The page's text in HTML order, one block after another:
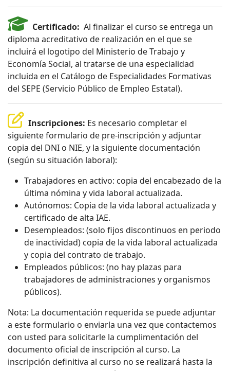
Certificado: Al finalizar el curso se entrega un
diploma acreditativo de realización en el que se
incluirá el logotipo del Ministerio de Trabajo y
Economía Social, al tratarse de una especialidad
incluida en el Catálogo de Especialidades Formativas
del SEPE (Servicio Público de Empleo Estatal).
Inscripciones: Es necesario completar el
siguiente formulario de pre-inscripción y adjuntar
copia del DNI o NIE, y la siguiente documentación
(según su situación laboral):
Trabajadores en activo: copia del encabezado de la
última nómina y vida laboral actualizada.
Autónomos: Copia de la vida laboral actualizada y
certificado de alta IAE.
Desempleados: (solo fijos discontinuos en periodo
de inactividad) copia de la vida laboral actualizada
y copia del contrato de trabajo.
Empleados públicos: (no hay plazas para
trabajadores de administraciones y organismos
públicos).
Nota: La documentación requerida se puede adjuntar
a este formulario o enviarla una vez que contactemos
con usted para solicitarle la cumplimentación del
documento oficial de inscripción al curso. La
inscripción definitiva al curso no se realizará hasta la